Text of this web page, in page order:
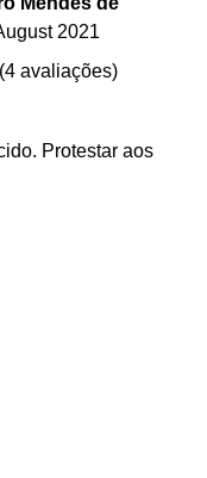
2021
(4 avaliações)
Protestar aos